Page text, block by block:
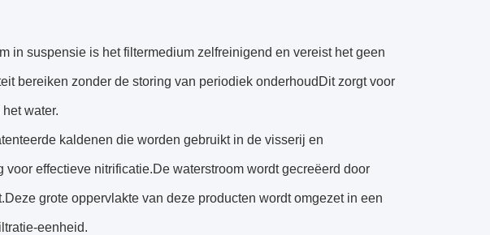
in suspensie is het filtermedium zelfreinigend en vereist het geen
bereiken zonder de storing van periodiek onderhoudDit zorgt voor
water.
kaldenen die worden gebruikt in de visserij en
effectieve nitrificatie.De waterstroom wordt gecreëerd door
grote oppervlakte van deze producten wordt omgezet in een
eenheid.